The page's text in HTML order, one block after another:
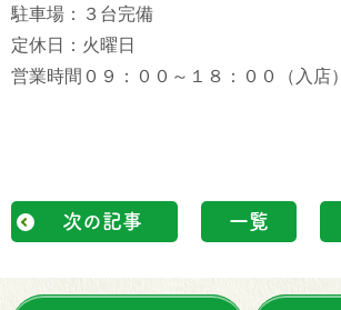
駐車場：３台完備
定休日：火曜日
営業時間０９：００～１８：００（入店）
次の記事 一覧